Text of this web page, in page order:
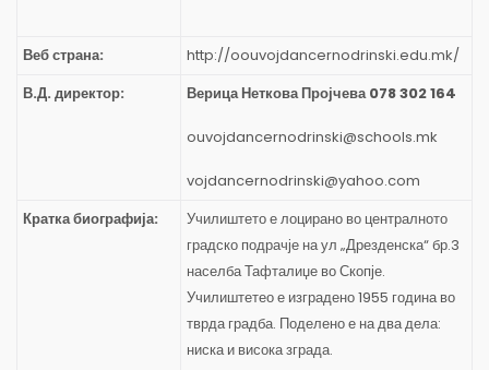
Веб страна:
http://oouvojdancernodrinski.edu.mk/
В.Д. директор:
Верица Неткова Пројчева 078 302 164
ouvojdancernodrinski@schools.mk
vojdancernodrinski@yahoo.com
Кратка биографија:
Училиштето е лоцирано во централното
градско подрачје на ул „Дрезденска“ бр.3
населба Тафталиџе во Скопје.
Училиштетео е изградено 1955 година во
тврда градба. Поделено е на два дела:
ниска и висока зграда.